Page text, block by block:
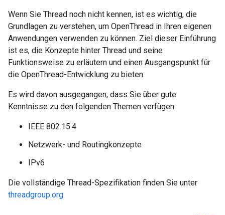
Wenn Sie Thread noch nicht kennen, ist es wichtig, die
Grundlagen zu verstehen, um OpenThread in Ihren eigenen
Anwendungen verwenden zu können. Ziel dieser Einführung
ist es, die Konzepte hinter Thread und seine
Funktionsweise zu erläutern und einen Ausgangspunkt für
die OpenThread-Entwicklung zu bieten.
Es wird davon ausgegangen, dass Sie über gute
Kenntnisse zu den folgenden Themen verfügen:
IEEE 802.15.4
Netzwerk- und Routingkonzepte
IPv6
Die vollständige Thread-Spezifikation finden Sie unter
threadgroup.org.